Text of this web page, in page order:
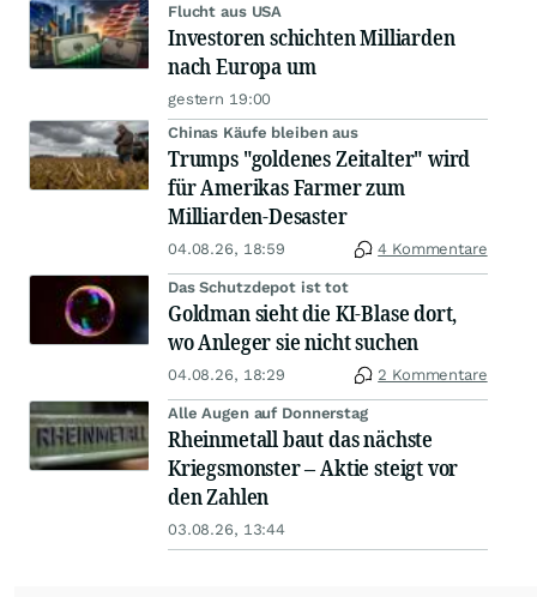
Flucht aus USA
Investoren schichten Milliarden
nach Europa um
gestern 19:00
Chinas Käufe bleiben aus
Trumps "goldenes Zeitalter" wird
für Amerikas Farmer zum
Milliarden-Desaster
04.08.26, 18:59 4 Kommentare
Das Schutzdepot ist tot
Goldman sieht die KI-Blase dort,
wo Anleger sie nicht suchen
04.08.26, 18:29 2 Kommentare
Alle Augen auf Donnerstag
Rheinmetall baut das nächste
Kriegsmonster – Aktie steigt vor
den Zahlen
03.08.26, 13:44